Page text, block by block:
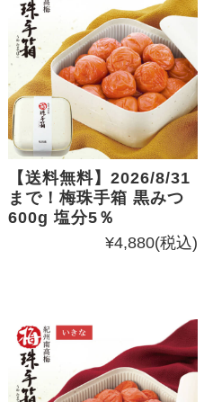
【送料無料】2026/8/31
まで！梅珠手箱 黒みつ
600g 塩分5％
¥4,880(税込)